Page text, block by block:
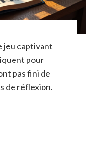
jeu captivant
pour
pas fini de
de réflexion.